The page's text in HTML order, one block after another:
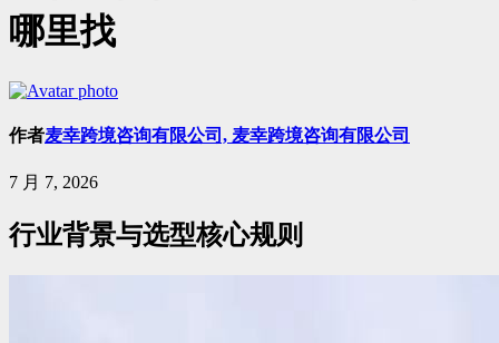
哪里找
作者麦幸跨境咨询有限公司, 麦幸跨境咨询有限公司
7 月 7, 2026
行业背景与选型核心规则